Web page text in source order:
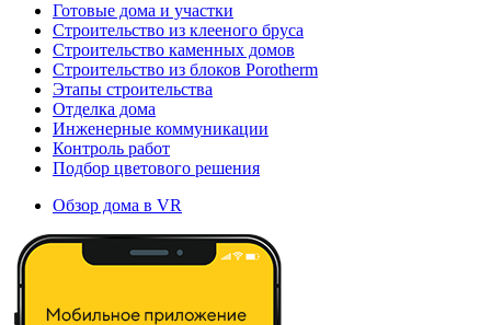
Готовые дома и участки
Строительство из клееного бруса
Строительство каменных домов
Строительство из блоков Porotherm
Этапы строительства
Отделка дома
Инженерные коммуникации
Контроль работ
Подбор цветового решения
Обзор дома в VR